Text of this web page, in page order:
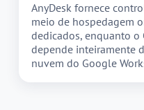
AnyDesk fornece
meio de hospedagem
dedicados, enquanto o
depende inteiramente
nuvem do Google